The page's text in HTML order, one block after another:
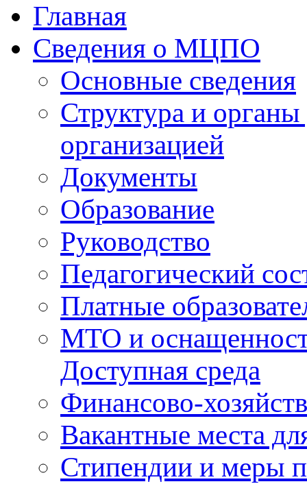
Главная
Сведения о МЦПО
Основные сведения
Структура и органы
организацией
Документы
Образование
Руководство
Педагогический
Платные
МТО и
Доступная среда
Финансово-
Вакантные места
Стипендии и меры